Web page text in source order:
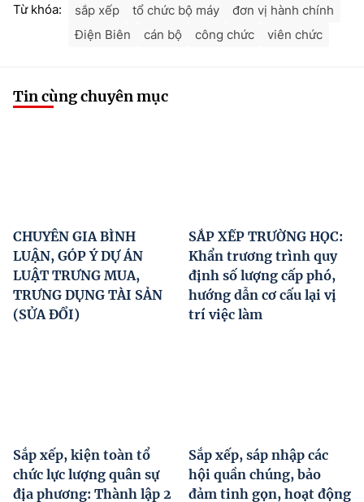
Từ khóa: sắp xếp tổ chức bộ máy
đơn vị hành chính
Điện Biên
cán bộ công chức viên chức
Tin cùng chuyên mục
CHUYÊN GIA BÌNH
LUẬN, GÓP Ý DỰ ÁN
LUẬT TRƯNG MUA,
TRƯNG DỤNG TÀI SẢN
(SỬA ĐỔI)
SẮP XẾP TRƯỜNG HỌC:
Khẩn trương trình quy
định số lượng cấp phó,
hướng dẫn cơ cấu lại vị
trí việc làm
Sắp xếp, kiện toàn tổ
chức lực lượng quân sự
địa phương: Thành lập 2
Sắp xếp, sáp nhập các
hội quần chúng, bảo
đảm tinh gọn, hoạt động